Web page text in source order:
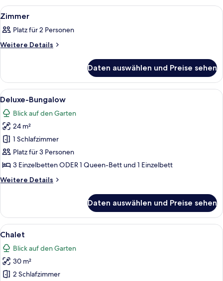
Alle
Fotos
für
Zimmer
Ein Badezimmer mit Toilette, Dusche
1
Zimmer
Platz für 2 Personen
Weitere Details
Weitere
Daten auswählen und Preise sehen
Alle
Fotos
für
Deluxe-
Bungalow
anzeigen
Ein überdachter Patio-Bereich mit
12
Deluxe-Bungalow
Blick auf den Garten
24 m²
1 Schlafzimmer
Platz für 3 Personen
3 Einzelbetten ODER 1 Queen-Bett und 1 Einzelbett
Weitere Details
Weitere
Bungalow
Daten auswählen und Preise sehen
Alle
Fotos
für
Chalet
anzeigen
Eine kleine Küche mit Essbereich,
7
Chalet
Blick auf den Garten
30 m²
2 Schlafzimmer